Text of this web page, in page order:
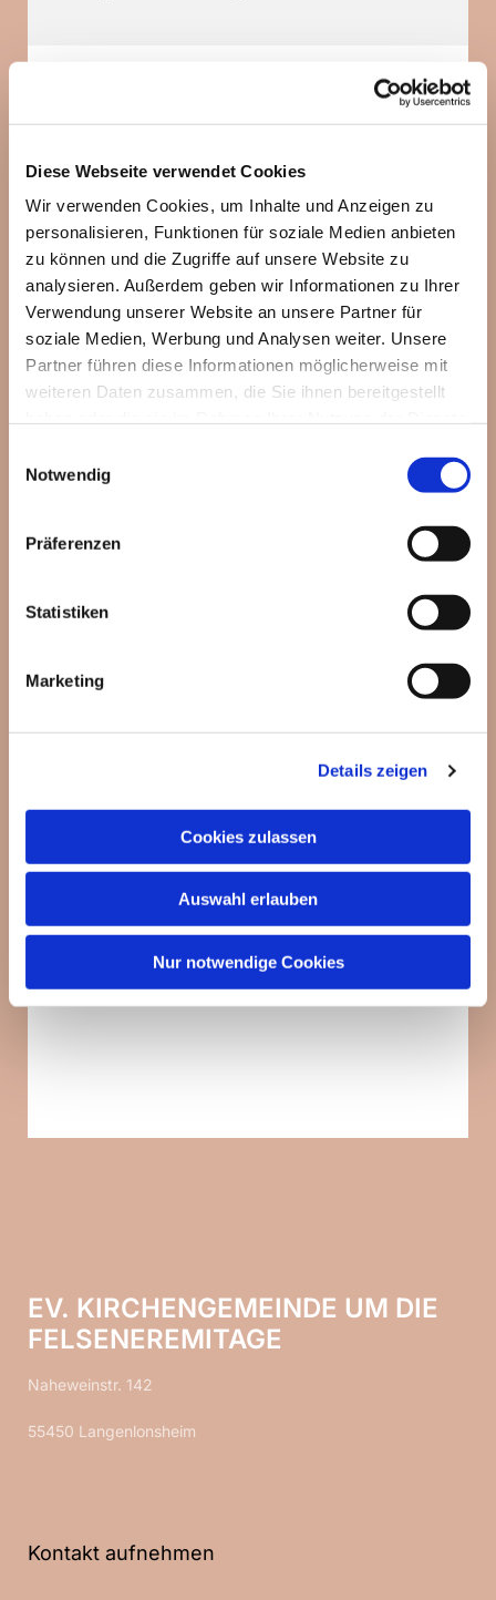
Diese Webseite verwendet Cookies
Wir verwenden Cookies, um Inhalte und Anzeigen zu
personalisieren, Funktionen für soziale Medien anbieten
zu können und die Zugriffe auf unsere Website zu
analysieren. Außerdem geben wir Informationen zu Ihrer
Verwendung unserer Website an unsere Partner für
soziale Medien, Werbung und Analysen weiter. Unsere
Partner führen diese Informationen möglicherweise mit
weiteren Daten zusammen, die Sie ihnen bereitgestellt
Notwendig
Präferenzen
Statistiken
Marketing
Details zeigen
Cookies zulassen
Auswahl erlauben
Nur notwendige Cookies
Dies könnte Sie auch
EV. KIRCHENGEMEINDE UM DIE
FELSENEREMITAGE
Naheweinstr. 142
55450 Langenlonsheim
Kontakt aufnehmen